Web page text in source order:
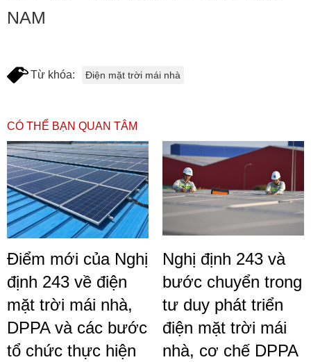
NAM
Từ khóa: Điện mặt trời mái nhà
CÓ THỂ BẠN QUAN TÂM
Điểm mới của Nghị
định 243 về điện
mặt trời mái nhà,
DPPA và các bước
tổ chức thực hiện
Nghị định 243 và
bước chuyển trong
tư duy phát triển
điện mặt trời mái
nhà, cơ chế DPPA